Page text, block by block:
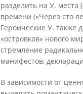
разделить на У.
времени («Через сто
Героические У. также
«островков» нового
стремление
манифестов,
В зависимости от